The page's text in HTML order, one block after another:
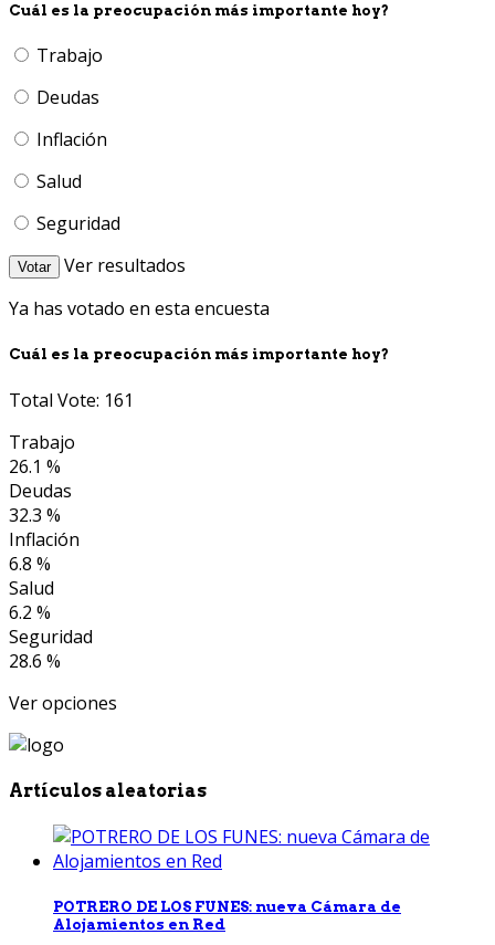
Cuál es la preocupación más importante hoy?
Trabajo
Deudas
Inflación
Salud
Seguridad
Votar
Ver resultados
Ya has votado en esta encuesta
Cuál es la preocupación más importante hoy?
Total Vote: 161
Trabajo
26.1 %
Deudas
32.3 %
Inflación
6.8 %
Salud
6.2 %
Seguridad
28.6 %
Ver opciones
Artículos aleatorias
POTRERO DE LOS FUNES: nueva Cámara de
Alojamientos en Red